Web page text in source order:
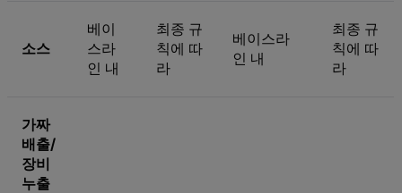
소스
베이
스라
인 내
최종 규
칙에 따
라
베이스라
인 내
최종 규
칙에 따
라
가짜
배출/
장비
누출